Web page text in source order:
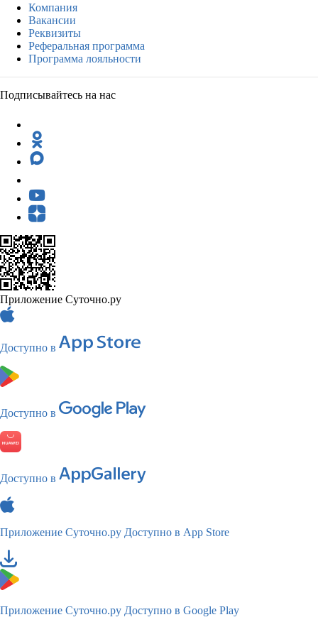
Компания
Вакансии
Реквизиты
Реферальная программа
Программа лояльности
Подписывайтесь на нас
Приложение Суточно.ру
Доступно в
Доступно в
Доступно в
Приложение Суточно.ру Доступно в App Store
Приложение Суточно.ру Доступно в Google Play